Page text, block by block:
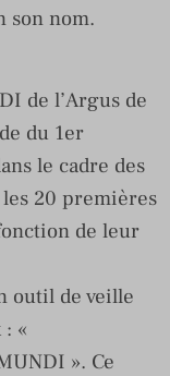
son nom.
de l’Argus de
du 1er
le cadre des
20 premières
de leur
outil de veille
«
». Ce